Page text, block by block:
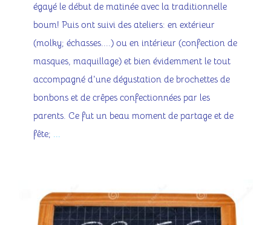
égayé le début de matinée avec la traditionnelle
boum! Puis ont suivi des ateliers: en extérieur
(molky; échasses....) ou en intérieur (confection de
masques, maquillage) et bien évidemment le tout
accompagné d'une dégustation de brochettes de
bonbons et de crêpes confectionnées par les
parents. Ce fut un beau moment de partage et de
fête; ...